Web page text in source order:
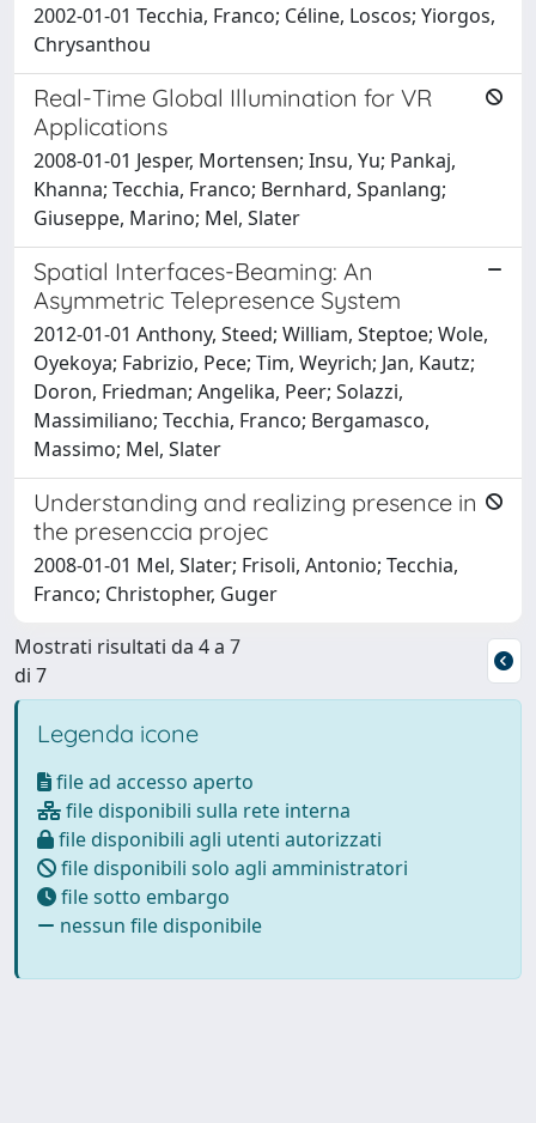
2002-01-01 Tecchia, Franco; Céline, Loscos; Yiorgos,
Chrysanthou
Real-Time Global Illumination for VR
Applications
2008-01-01 Jesper, Mortensen; Insu, Yu; Pankaj,
Khanna; Tecchia, Franco; Bernhard, Spanlang;
Giuseppe, Marino; Mel, Slater
Spatial Interfaces-Beaming: An
Asymmetric Telepresence System
2012-01-01 Anthony, Steed; William, Steptoe; Wole,
Oyekoya; Fabrizio, Pece; Tim, Weyrich; Jan, Kautz;
Doron, Friedman; Angelika, Peer; Solazzi,
Massimiliano; Tecchia, Franco; Bergamasco,
Massimo; Mel, Slater
Understanding and realizing presence in
the presenccia projec
2008-01-01 Mel, Slater; Frisoli, Antonio; Tecchia,
Franco; Christopher, Guger
Mostrati risultati da 4 a 7
di 7
Legenda icone
file ad accesso aperto
file disponibili sulla rete interna
file disponibili agli utenti autorizzati
file disponibili solo agli amministratori
file sotto embargo
nessun file disponibile